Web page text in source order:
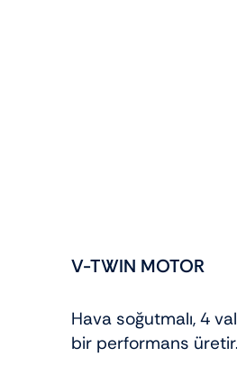
V-TWIN MOTOR
Hava soğutmalı, 4
bir performans üretir.